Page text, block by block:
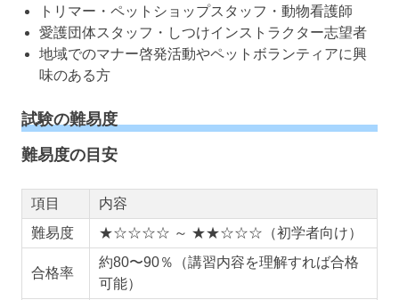
トリマー・ペットショップスタッフ・動物看護師
愛護団体スタッフ・しつけインストラクター志望者
地域でのマナー啓発活動やペットボランティアに興
味のある方
試験の難易度
難易度の目安
項目
内容
難易度
★☆☆☆☆ ～ ★★☆☆☆（初学者向け）
合格率
約80〜90％（講習内容を理解すれば合格
可能）